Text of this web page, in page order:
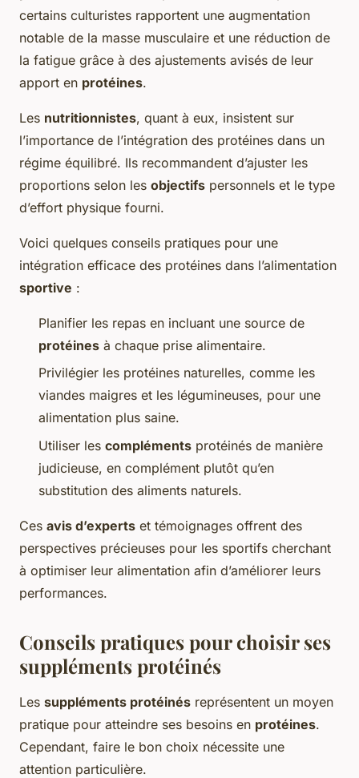
certains culturistes rapportent une augmentation
notable de la masse musculaire et une réduction de
la fatigue grâce à des ajustements avisés de leur
apport en protéines.
Les nutritionnistes, quant à eux, insistent sur
l’importance de l’intégration des protéines dans un
régime équilibré. Ils recommandent d’ajuster les
proportions selon les objectifs personnels et le type
d’effort physique fourni.
Voici quelques conseils pratiques pour une
intégration efficace des protéines dans l’alimentation
sportive :
Planifier les repas en incluant une source de
protéines à chaque prise alimentaire.
Privilégier les protéines naturelles, comme les
viandes maigres et les légumineuses, pour une
alimentation plus saine.
Utiliser les compléments protéinés de manière
judicieuse, en complément plutôt qu’en
substitution des aliments naturels.
Ces avis d’experts et témoignages offrent des
perspectives précieuses pour les sportifs cherchant
à optimiser leur alimentation afin d’améliorer leurs
performances.
Conseils pratiques pour choisir ses
suppléments protéinés
Les suppléments protéinés représentent un moyen
pratique pour atteindre ses besoins en protéines.
Cependant, faire le bon choix nécessite une
attention particulière.